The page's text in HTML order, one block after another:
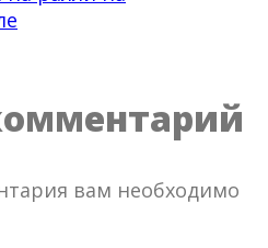
вам необходимо